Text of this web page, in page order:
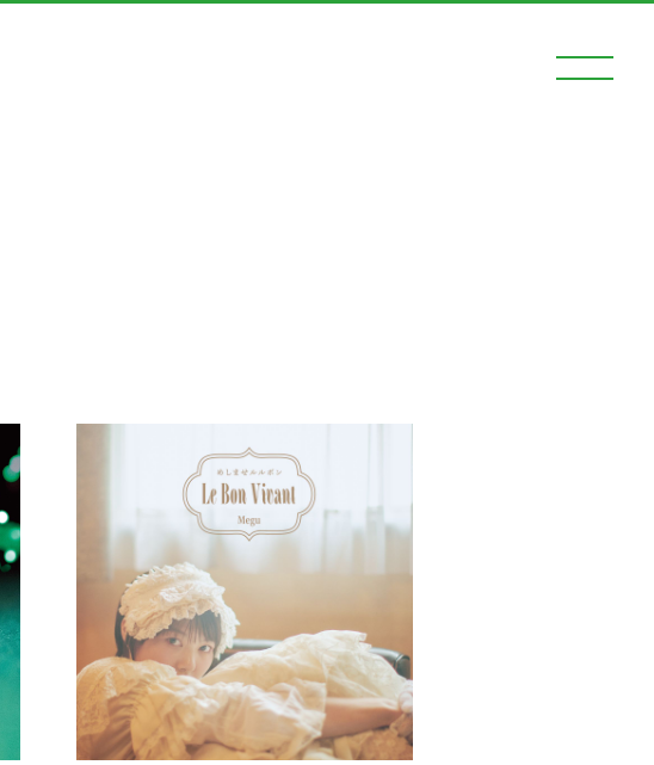
ダウンロード
こんにちネギネギ！（メルマガ、回覧
板）
TICKET